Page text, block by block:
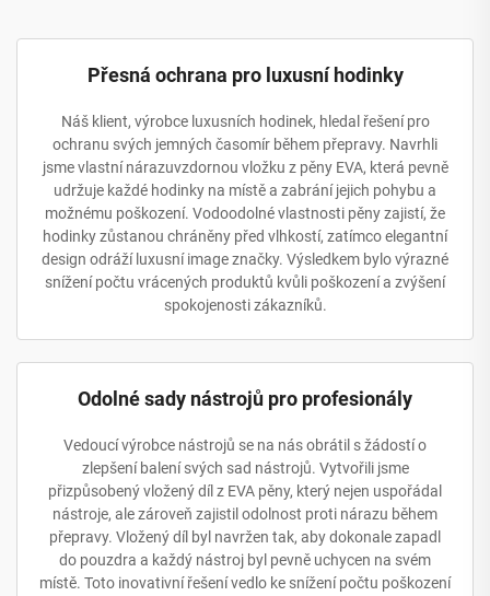
Přesná ochrana pro luxusní hodinky
Náš klient, výrobce luxusních hodinek, hledal řešení pro
ochranu svých jemných časomír během přepravy. Navrhli
jsme vlastní nárazuvzdornou vložku z pěny EVA, která pevně
udržuje každé hodinky na místě a zabrání jejich pohybu a
možnému poškození. Vodoodolné vlastnosti pěny zajistí, že
hodinky zůstanou chráněny před vlhkostí, zatímco elegantní
design odráží luxusní image značky. Výsledkem bylo výrazné
snížení počtu vrácených produktů kvůli poškození a zvýšení
spokojenosti zákazníků.
Odolné sady nástrojů pro profesionály
Vedoucí výrobce nástrojů se na nás obrátil s žádostí o
zlepšení balení svých sad nástrojů. Vytvořili jsme
přizpůsobený vložený díl z EVA pěny, který nejen uspořádal
nástroje, ale zároveň zajistil odolnost proti nárazu během
přepravy. Vložený díl byl navržen tak, aby dokonale zapadl
do pouzdra a každý nástroj byl pevně uchycen na svém
místě. Toto inovativní řešení vedlo ke snížení počtu poškození